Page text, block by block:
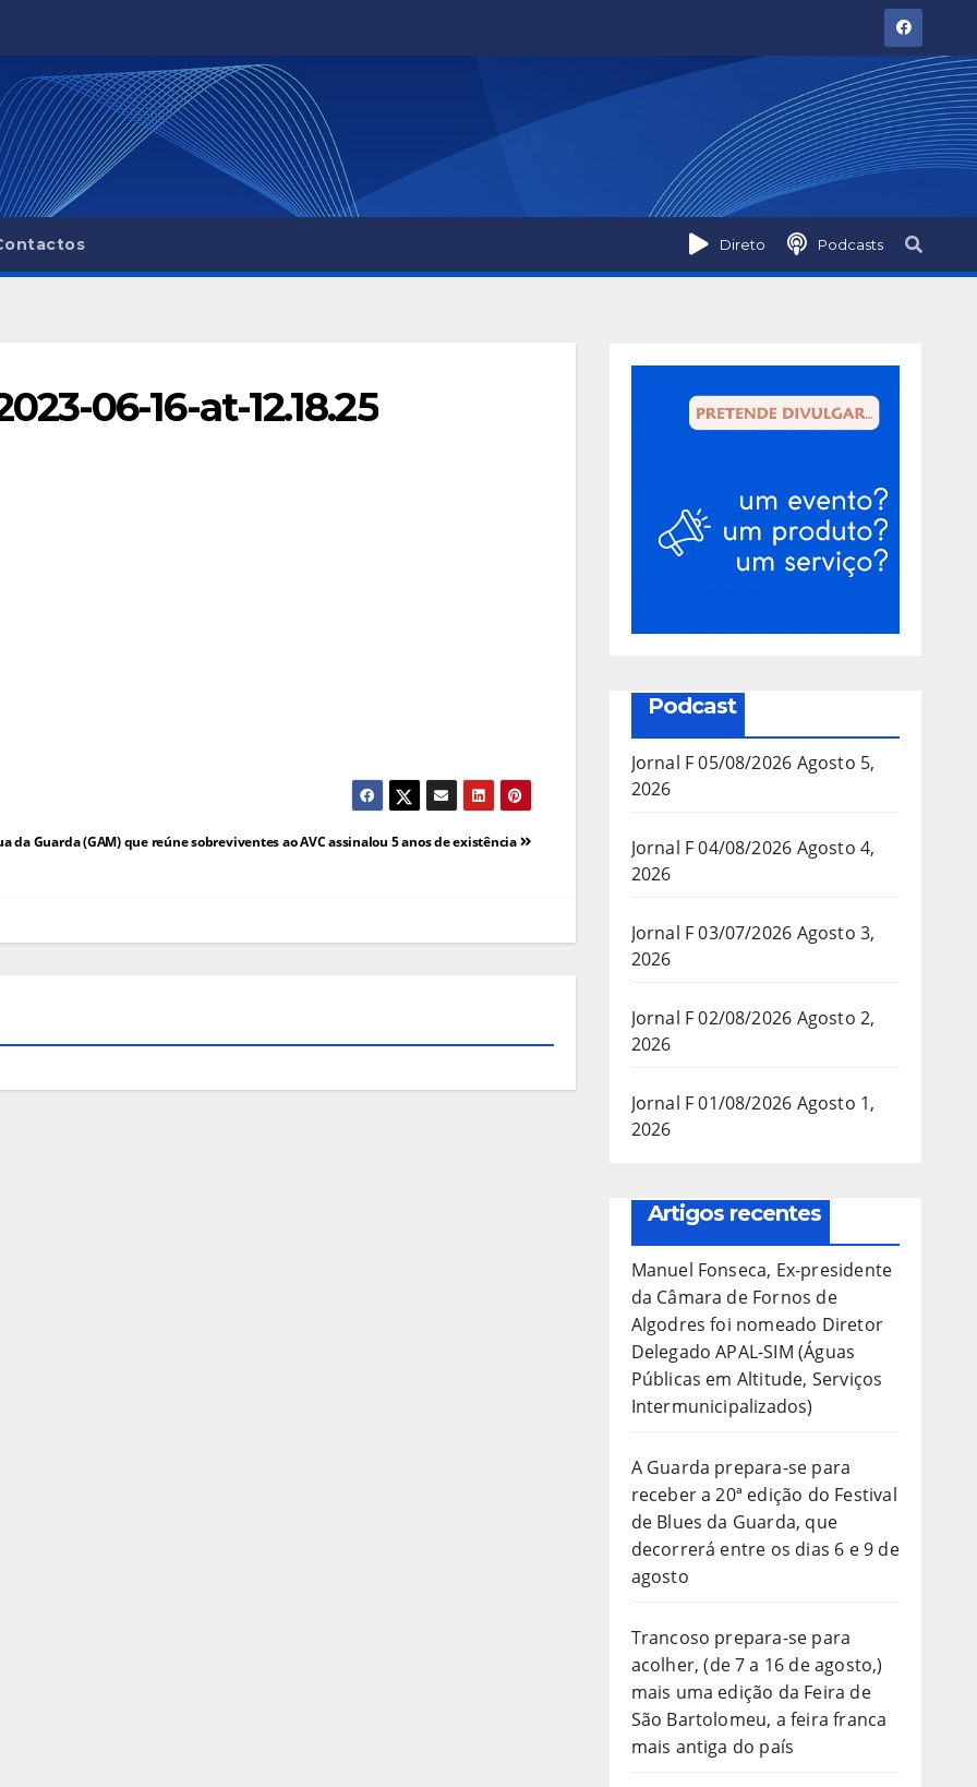
Direto Podcasts
06-16-at-12.18.25
da Guarda (GAM) que reúne sobreviventes ao AVC assinalou 5 anos de existência
Podcast
Jornal F 05/08/2026 Agosto 5,
2026
Jornal F 04/08/2026 Agosto 4,
2026
Jornal F 03/07/2026 Agosto 3,
2026
Jornal F 02/08/2026 Agosto 2,
2026
Jornal F 01/08/2026 Agosto 1,
2026
Artigos recentes
Manuel Fonseca, Ex-presidente
da Câmara de Fornos de
Algodres foi nomeado Diretor
Delegado APAL-SIM (Águas
Públicas em Altitude, Serviços
Intermunicipalizados)
A Guarda prepara-se para
receber a 20ª edição do Festival
de Blues da Guarda, que
decorrerá entre os dias 6 e 9 de
agosto
Trancoso prepara-se para
acolher, (de 7 a 16 de agosto,)
mais uma edição da Feira de
São Bartolomeu, a feira franca
mais antiga do país